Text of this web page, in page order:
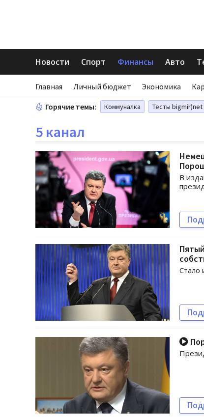
Новости Спорт Финансы Авто
Главная Личный бюджет Экономика
Горячие темы: Коммуналка Тесты bigmir)net
5 канал
В
Стало